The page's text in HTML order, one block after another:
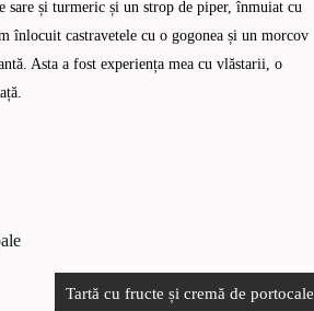
sare și turmeric și un strop de piper, înmuiat cu
înlocuit castravetele cu o gogonea și un morcov
Asta a fost experiența mea cu vlăstarii, o
Tartă cu fructe și cremă de portocale